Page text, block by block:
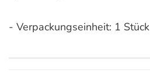
- Verpackungseinheit: 1 Stück